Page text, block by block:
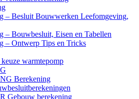
– Besluit Bouwwerken Leefomgeving,
– Bouwbesluit, Eisen en Tabellen
– Ontwerp Tips en Tricks
warmtepomp
Berekening
Gebouw berekening